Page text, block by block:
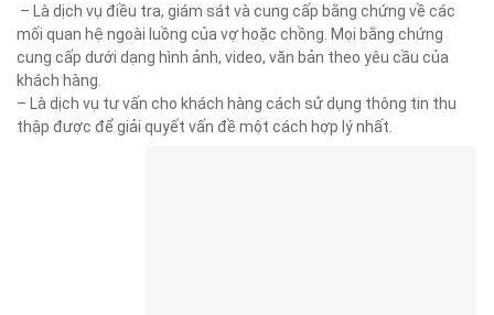
– Là dịch vụ điều tra, giám sát và cung cấp bằng chứng về các
mối quan hệ ngoài luồng của vợ hoặc chồng. Mọi bằng chứng
cung cấp dưới dạng hình ảnh, video, văn bản theo yêu cầu của
khách hàng.
– Là dịch vụ tư vấn cho khách hàng cách sử dụng thông tin thu
thập được để giải quyết vấn đề một cách hợp lý nhất.